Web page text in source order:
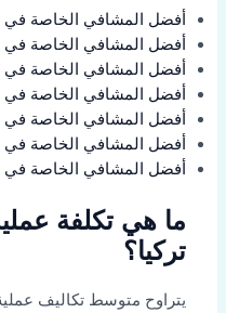
أفضل المشافي الخاصة
أفضل المشافي الخاصة في
أفضل المشافي الخاصة في
أفضل المشافي الخاصة
أفضل المشافي الخاصة في
أفضل المشافي الخاصة
أفضل المشافي الخاصة في
ما هي تكلفة
تركيا؟
يتراوح متوسط تكاليف